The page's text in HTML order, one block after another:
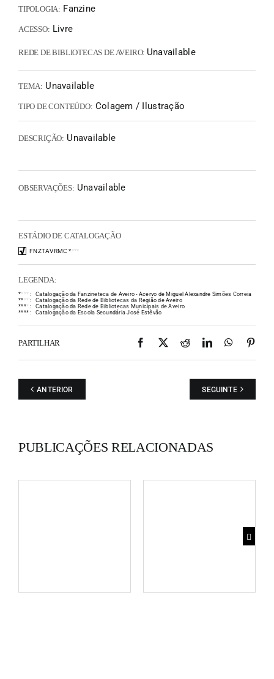
TIPOLOGIA: Fanzine
ACESSO: Livre
REDE DE BIBLIOTECAS DE AVEIRO: Unavailable
TEMA: Unavailable
TIPO DE CONTEÚDO: Colagem / Ilustração
DESCRIÇÃO: Unavailable
OBSERVAÇÕES: Unavailable
ESTÁDIO DE CATALOGAÇÃO
FNZTAVRMC ****
LEGENDA:
** * * :
Catalogação da Fanzineteca de Aveiro - Acervo de Miguel Alexandre Simões Correia
** * * :
Catalogação da Rede de Bibliotecas da Região de Aveiro
**** :
Catalogação da Rede de Bibliotecas Municipais de Aveiro
**** : Catalogação da Escola Secundária José Estêvão
PARTILHAR Facebook
X RedditLinkedIn
ANTERIOR SEGUINTE
PUBLICAÇÕES RELACIONADAS